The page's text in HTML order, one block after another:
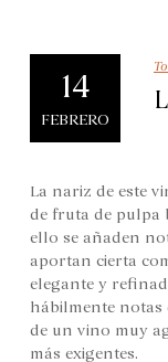
14
FEBRERO
La nariz de este
de fruta de pulpa
ello se añaden
aportan cierta
elegante y
hábilmente notas
de un vino muy
más exigentes.